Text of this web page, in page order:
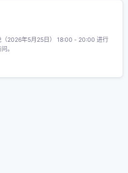
（2026年5月25日） 18:00 - 20:00 进行
。